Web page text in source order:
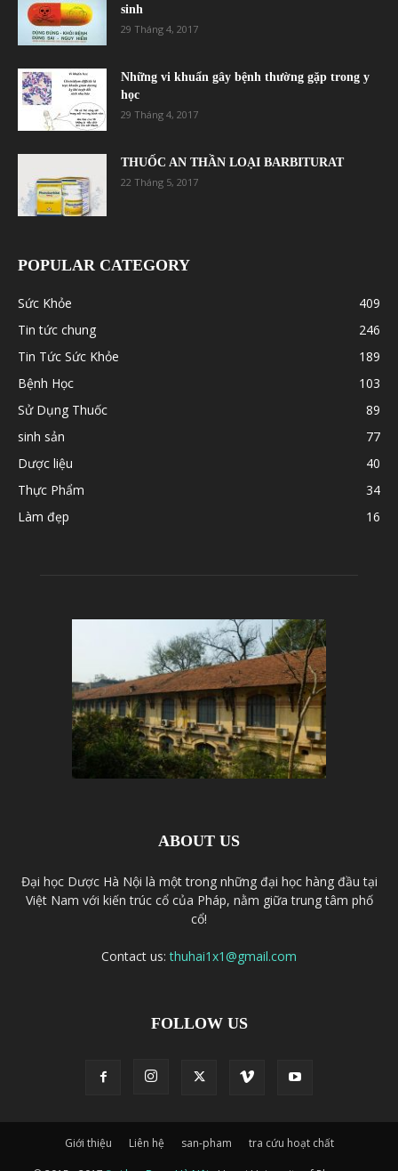
sinh
29 Tháng 4, 2017
Những vi khuẩn gây bệnh thường gặp trong y
học
29 Tháng 4, 2017
THUỐC AN THẦN LOẠI BARBITURAT
22 Tháng 5, 2017
POPULAR CATEGORY
Sức Khỏe
409
Tin tức chung
246
Tin Tức Sức Khỏe
189
Bệnh Học
103
Sử Dụng Thuốc
89
sinh sản
77
Dược liệu
40
Thực Phẩm
34
Làm đẹp
16
ABOUT US
Đại học Dược Hà Nội là một trong những đại học hàng đầu tại
Việt Nam với kiến trúc cổ của Pháp, nằm giữa trung tâm phố
cổ!
Contact us:thuhai1x1@gmail.com
FOLLOW US
Giới thiệu Liên hệ san-pham tra cứu hoạt chất